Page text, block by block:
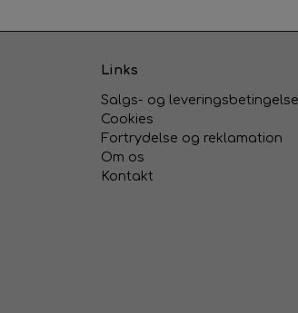
Links
Salgs- og
Cookies
Fortrydelse og reklamation
Om os
Kontakt